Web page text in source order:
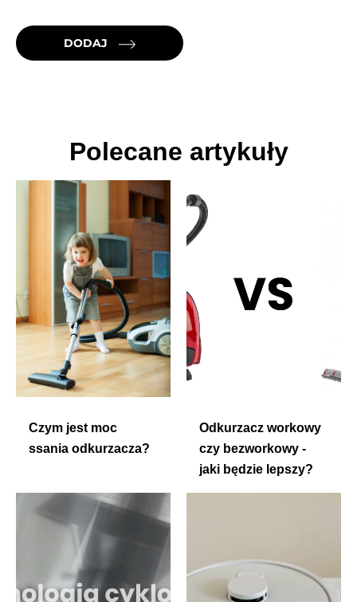
DODAJ
Polecane artykuły
Czym jest moc
ssania odkurzacza?
Odkurzacz workowy
czy bezworkowy -
jaki będzie lepszy?